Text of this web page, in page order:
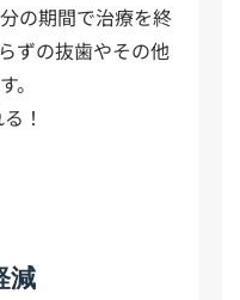
の期間で治療を終
ずの抜歯やその他
。
！
減